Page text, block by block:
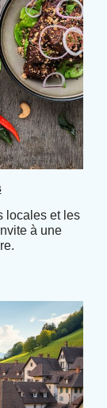
locales et les
à une